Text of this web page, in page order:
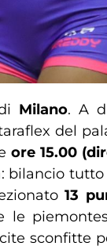
Milano. A
del
ore 15.00
bilancio
13
le
sconfitte